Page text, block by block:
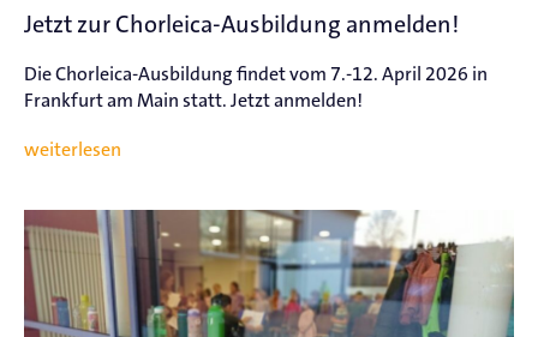
Jetzt zur Chorleica-Ausbildung anmelden!
Die Chorleica-Ausbildung findet vom 7.-12. April 2026 in
Frankfurt am Main statt. Jetzt anmelden!
weiterlesen